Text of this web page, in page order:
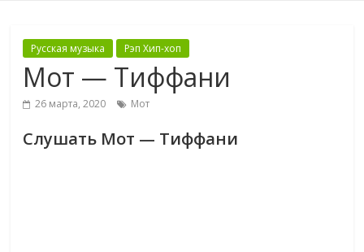
Русская музыка Рэп Хип-хоп
Мот — Тиффани
26 марта, 2020 Мот
Слушать Мот — Тиффани